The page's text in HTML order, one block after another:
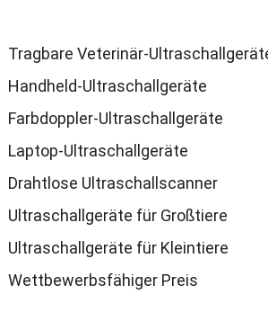
Tragbare Veterinär-
Handheld-Ultraschallgeräte
Farbdoppler-Ultraschallgeräte
Laptop-Ultraschallgeräte
Drahtlose Ultraschallscanner
Ultraschallgeräte für Großtiere
Ultraschallgeräte für Kleintiere
Wettbewerbsfähiger Preis